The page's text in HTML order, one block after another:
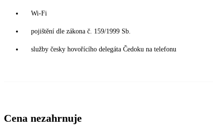
Wi-Fi
pojištění dle zákona č. 159/1999 Sb.
služby česky hovořícího delegáta Čedoku na telefonu
Cena nezahrnuje